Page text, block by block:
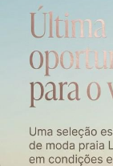
CONJUNTO
CONJUNTO
PIJAMA DE
ROBE
TOP